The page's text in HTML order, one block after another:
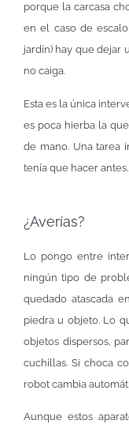
porque la carcasa
en el caso de
jardín) hay que dejar
no caiga.
Esta es la única
es poca hierba la
de mano. Una tarea
tenía que hacer antes.
¿Averías?
Lo pongo entre
ningún tipo de
quedado atascada
piedra u objeto. Lo
objetos dispersos,
cuchillas. Si choca
robot cambia
Aunque estos